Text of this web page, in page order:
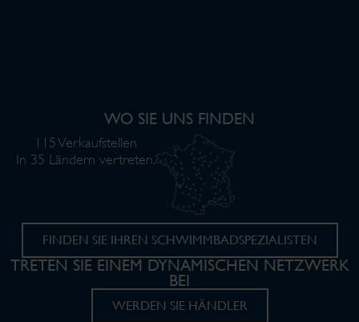
WO SIE UNS FINDEN
115 Verkaufstellen
In 35 Ländern vertreten.
FINDEN SIE IHREN SCHWIMMBADSPEZIALISTEN
TRETEN SIE EINEM DYNAMISCHEN NETZWERK
BEI
WERDEN SIE HÄNDLER